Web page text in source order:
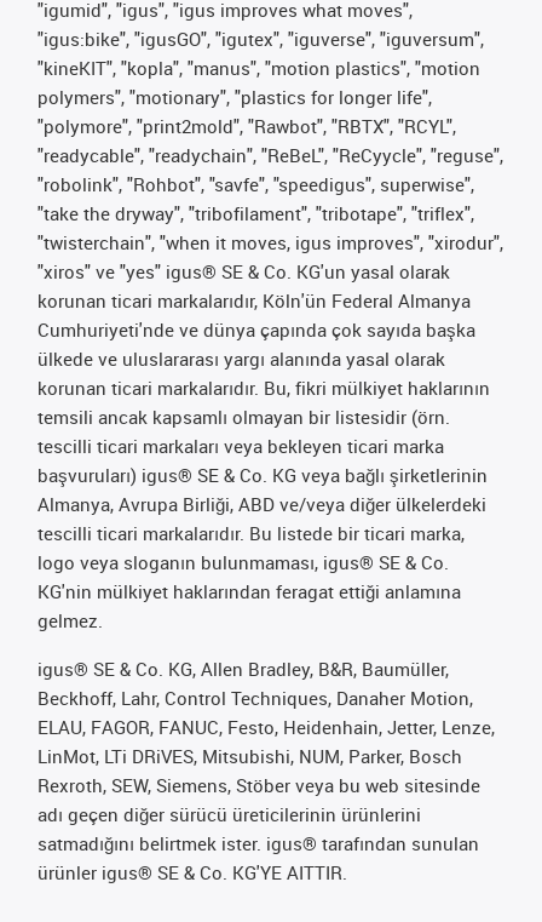
"igumid", "igus", "igus improves what moves",
"igus:bike", "igusGO", "igutex", "iguverse", "iguversum",
"kineKIT", "kopla", "manus", "motion plastics", "motion
polymers", "motionary", "plastics for longer life",
"polymore", "print2mold", "Rawbot", "RBTX", "RCYL",
"readycable", "readychain", "ReBeL", "ReCyycle", "reguse",
"robolink", "Rohbot", "savfe", "speedigus", superwise",
"take the dryway", "tribofilament", "tribotape", "triflex",
"twisterchain", "when it moves, igus improves", "xirodur",
"xiros" ve "yes" igus® SE & Co. KG'un yasal olarak
korunan ticari markalarıdır, Köln'ün Federal Almanya
Cumhuriyeti'nde ve dünya çapında çok sayıda başka
ülkede ve uluslararası yargı alanında yasal olarak
korunan ticari markalarıdır. Bu, fikri mülkiyet haklarının
temsili ancak kapsamlı olmayan bir listesidir (örn.
tescilli ticari markaları veya bekleyen ticari marka
başvuruları) igus® SE & Co. KG veya bağlı şirketlerinin
Almanya, Avrupa Birliği, ABD ve/veya diğer ülkelerdeki
tescilli ticari markalarıdır. Bu listede bir ticari marka,
logo veya sloganın bulunmaması, igus® SE & Co.
KG'nin mülkiyet haklarından feragat ettiği anlamına
gelmez.
igus® SE & Co. KG, Allen Bradley, B&R, Baumüller,
Beckhoff, Lahr, Control Techniques, Danaher Motion,
ELAU, FAGOR, FANUC, Festo, Heidenhain, Jetter, Lenze,
LinMot, LTi DRiVES, Mitsubishi, NUM, Parker, Bosch
Rexroth, SEW, Siemens, Stöber veya bu web sitesinde
adı geçen diğer sürücü üreticilerinin ürünlerini
satmadığını belirtmek ister. igus® tarafından sunulan
ürünler igus® SE & Co. KG'YE AITTIR.